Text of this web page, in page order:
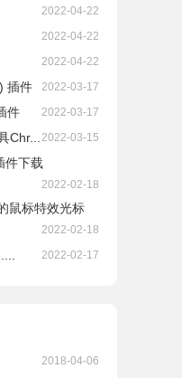
2022-04-22
2022-04-22
2022-04-22
插件 2022-03-17
件 2022-03-17
Chr... 2022-03-15
件下载
2022-02-18
鼠标特效光标
2022-02-18
2022-02-17
2018-04-06